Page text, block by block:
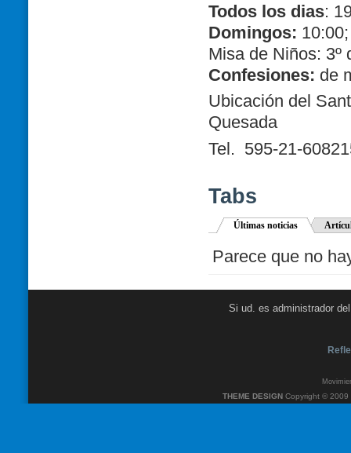
Todos los dias:
Domingos:
Misa de Niños: 3º
Confesiones: de
Ubicación del
Quesada
Tel. 595-21-
Tabs
Últimas noticias
Parece que no
Si ud. es administrador
THEME DESIGNCopyright © 2009